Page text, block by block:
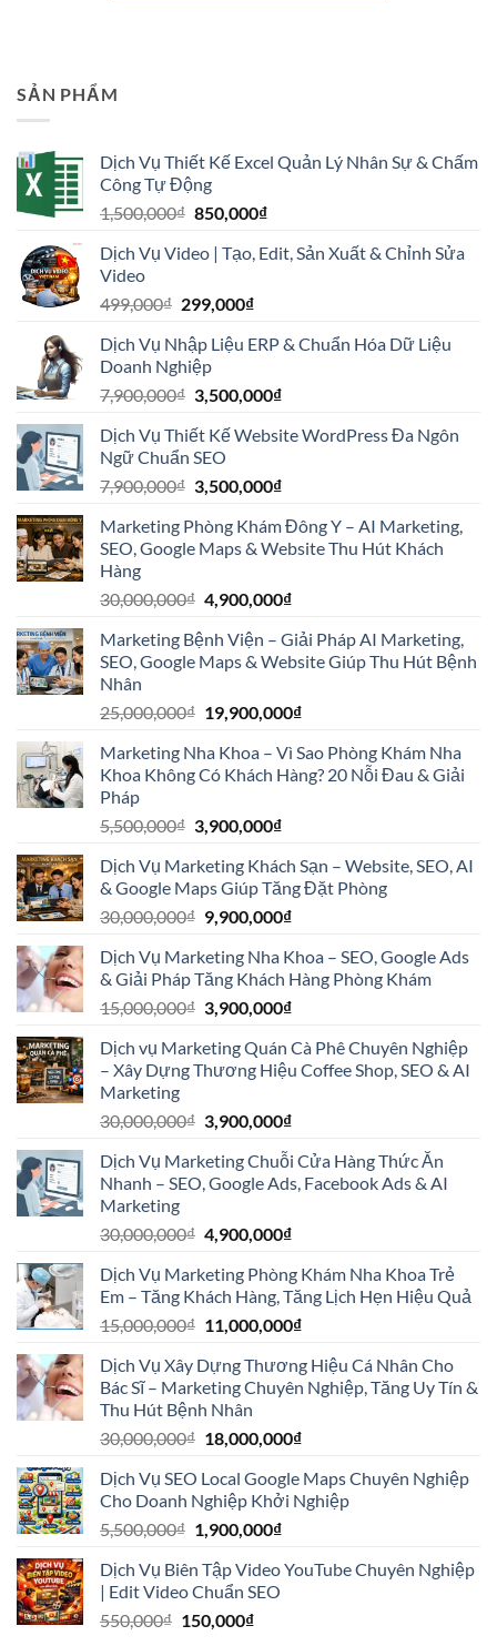
SẢN PHẨM
Dịch Vụ Thiết Kế Excel Quản Lý Nhân Sự & Chấm
Công Tự Động
1,500,000₫ Giá
là:
850,000₫Giá
tại
Dịch Vụ Video | Tạo, Edit, Sản Xuất & Chỉnh Sửa
Video
499,000₫ Giá
là:
499,000₫.
299,000₫Giá
tại
299,000₫.
Dịch Vụ Nhập Liệu ERP & Chuẩn Hóa Dữ Liệu
Doanh Nghiệp
7,900,000₫ Giá
là:
7,900,000₫.
3,500,000₫Giá
tại
3,500,000₫.
Dịch Vụ Thiết Kế Website WordPress Đa Ngôn
Ngữ Chuẩn SEO
7,900,000₫ Giá
là:
7,900,000₫.
3,500,000₫Giá
tại
là:
Marketing Phòng Khám Đông Y – AI Marketing,
SEO, Google Maps & Website Thu Hút Khách
Hàng
30,000,000₫ Giá
là:
30,000,000₫.
4,900,000₫Giá
tại
là:
Marketing Bệnh Viện – Giải Pháp AI Marketing,
SEO, Google Maps & Website Giúp Thu Hút Bệnh
Nhân
25,000,000₫ Giá
là:
25,000,000₫.
19,900,000₫Giá
tại
là:
Marketing Nha Khoa – Vì Sao Phòng Khám Nha
Khoa Không Có Khách Hàng? 20 Nỗi Đau & Giải
Pháp
5,500,000₫ Giá
là:
5,500,000₫.
3,900,000₫Giá
tại
là:
3,900,000₫.
Dịch Vụ Marketing Khách Sạn – Website, SEO, AI
& Google Maps Giúp Tăng Đặt Phòng
30,000,000₫ Giá
là:
30,000,000₫.
9,900,000₫Giá
tại
là:
9,900,000₫.
Dịch Vụ Marketing Nha Khoa – SEO, Google Ads
& Giải Pháp Tăng Khách Hàng Phòng Khám
15,000,000₫ Giá
là:
15,000,000₫.
3,900,000₫Giá
tại
là:
Dịch vụ Marketing Quán Cà Phê Chuyên Nghiệp
– Xây Dựng Thương Hiệu Coffee Shop, SEO & AI
Marketing
30,000,000₫ Giá
là:
30,000,000₫.
3,900,000₫Giá
tại
là:
Dịch Vụ Marketing Chuỗi Cửa Hàng Thức Ăn
Nhanh – SEO, Google Ads, Facebook Ads & AI
Marketing
30,000,000₫ Giá
là:
30,000,000₫.
4,900,000₫Giá
tại
là:
4,900,000₫.
Dịch Vụ Marketing Phòng Khám Nha Khoa Trẻ
Em – Tăng Khách Hàng, Tăng Lịch Hẹn Hiệu Quả
15,000,000₫ Giá
là:
15,000,000₫.
11,000,000₫Giá
tại
là:
Dịch Vụ Xây Dựng Thương Hiệu Cá Nhân Cho
Bác Sĩ – Marketing Chuyên Nghiệp, Tăng Uy Tín &
Thu Hút Bệnh Nhân
30,000,000₫ Giá
là:
30,000,000₫.
18,000,000₫Giá
tại
là:
Dịch Vụ SEO Local Google Maps Chuyên Nghiệp
Cho Doanh Nghiệp Khởi Nghiệp
5,500,000₫ Giá
là:
5,500,000₫.
1,900,000₫Giá
tại
Dịch Vụ Biên Tập Video YouTube Chuyên Nghiệp
| Edit Video Chuẩn SEO
550,000₫ Giá
150,000₫Giá